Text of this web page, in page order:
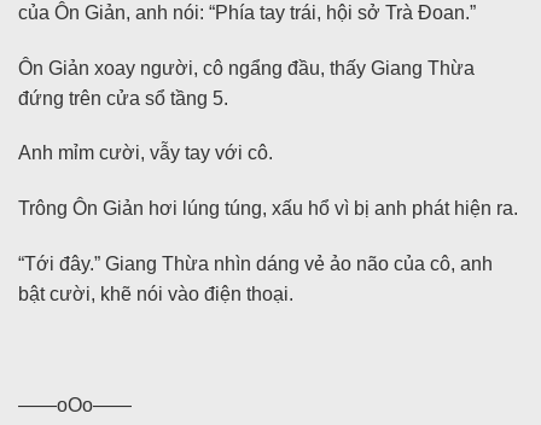
của Ôn Giản, anh nói: “Phía tay trái, hội sở Trà Đoan.”
Ôn Giản xoay người, cô ngẩng đầu, thấy Giang Thừa
đứng trên cửa sổ tầng 5.
Anh mỉm cười, vẫy tay với cô.
Trông Ôn Giản hơi lúng túng, xấu hổ vì bị anh phát hiện ra.
“Tới đây.” Giang Thừa nhìn dáng vẻ ảo não của cô, anh
bật cười, khẽ nói vào điện thoại.
——oOo——